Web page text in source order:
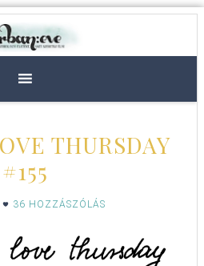
THURSDAY
#155
36 HOZZÁSZÓLÁS